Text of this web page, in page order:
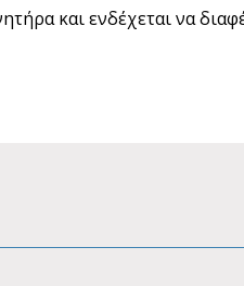
και ενδέχεται να